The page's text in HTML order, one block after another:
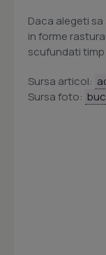
Daca alegeti
in forme
scufundati
Sursa articol:
Sursa foto: